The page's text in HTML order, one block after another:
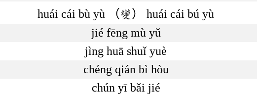
huái cái bù yù （變） huái cái bú yù
jié fēng mù yǔ
jìng huā shuǐ yuè
chéng qián bì hòu
chún yī bǎi jié